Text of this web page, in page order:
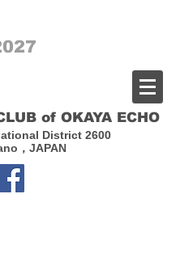
of OKAYA ECHO
District 2600
，JAPAN